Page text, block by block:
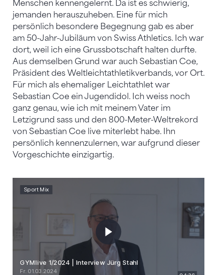
Menschen kennengelernt. Da ist es schwierig,
jemanden herauszuheben. Eine für mich
persönlich besondere Begegnung gab es aber
am 50-Jahr-Jubiläum von Swiss Athletics. Ich war
dort, weil ich eine Grussbotschaft halten durfte.
Aus demselben Grund war auch Sebastian Coe,
Präsident des Weltleichtathletikverbands, vor Ort.
Für mich als ehemaliger Leichtathlet war
Sebastian Coe ein Jugendidol. Ich weiss noch
ganz genau, wie ich mit meinem Vater im
Letzigrund sass und den 800-Meter-Weltrekord
von Sebastian Coe live miterlebt habe. Ihn
persönlich kennenzulernen, war aufgrund dieser
Vorgeschichte einzigartig.